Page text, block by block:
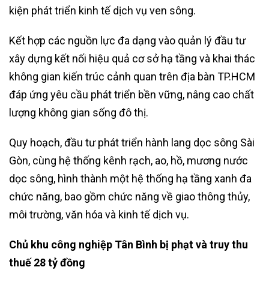
kiện phát triển kinh tế dịch vụ ven sông.
Kết hợp các nguồn lực đa dạng vào quản lý đầu tư
xây dựng kết nối hiệu quả cơ sở hạ tầng và khai thác
không gian kiến trúc cảnh quan trên địa bàn TP.HCM
đáp ứng yêu cầu phát triển bền vững, nâng cao chất
lượng không gian sống đô thị.
Quy hoạch, đầu tư phát triển hành lang dọc sông Sài
Gòn, cùng hệ thống kênh rạch, ao, hồ, mương nước
dọc sông, hình thành một hệ thống hạ tầng xanh đa
chức năng, bao gồm chức năng về giao thông thủy,
môi trường, văn hóa và kinh tế dịch vụ.
Chủ khu công nghiệp Tân Bình bị phạt và truy thu
thuế 28 tỷ đồng